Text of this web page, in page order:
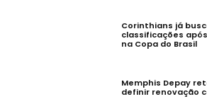
Corinthians já
classificações
na Copa do Brasil
Memphis Depay
definir renovação